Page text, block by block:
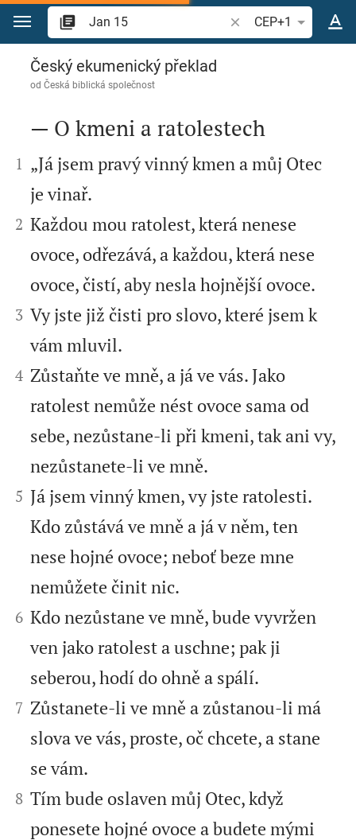
Přejít na obsah
Vyhledat biblický verš
CEP+1
Jan 15
Český ekumenický překlad
odČeská biblická společnost

— O kmeni a ratolestech

1 „Já jsem pravý vinný kmen a můj Otec
je vinař.


2 Každou mou ratolest, která nenese
ovoce, odřezává, a každou, která nese
ovoce, čistí, aby nesla hojnější ovoce.


3 Vy jste již čisti pro slovo, které jsem k
vám mluvil.


4 Zůstaňte ve mně, a já ve vás. Jako
ratolest nemůže nést ovoce sama od
sebe, nezůstane-li při kmeni, tak ani vy,
nezůstanete-li ve mně.


5 Já jsem vinný kmen, vy jste ratolesti.
Kdo zůstává ve mně a já v něm, ten
nese hojné ovoce; neboť beze mne
nemůžete činit nic.


6 Kdo nezůstane ve mně, bude vyvržen
ven jako ratolest a uschne; pak ji
seberou, hodí do ohně a spálí.


7 Zůstanete-li ve mně a zůstanou-li má
slova ve vás, proste, oč chcete, a stane
se vám.


8 Tím bude oslaven můj Otec, když
ponesete hojné ovoce a budete mými
